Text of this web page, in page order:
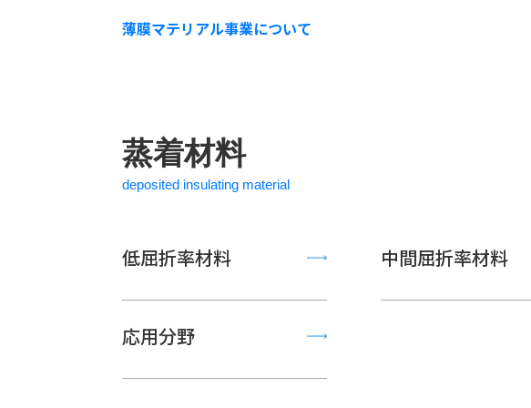
薄膜マテリアル事業について
蒸着材料
deposited insulating material
低屈折率材料 中間屈折率材料
応用分野